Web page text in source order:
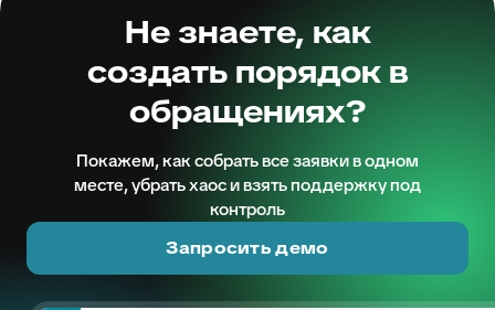
Не знаете, как
создать порядок в
обращениях?
Покажем, как собрать все заявки в одном
месте, убрать хаос и взять поддержку под
контроль
Запросить демо